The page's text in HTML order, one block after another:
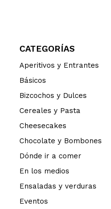
CATEGORÍAS
Aperitivos y Entrantes
Básicos
Bizcochos y Dulces
Cereales y Pasta
Cheesecakes
Chocolate y Bombones
Dónde ir a comer
En los medios
Ensaladas y verduras
Eventos